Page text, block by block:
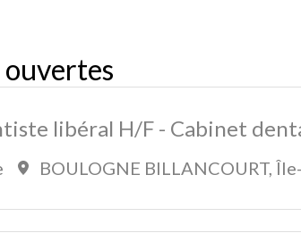
libéral H/F - Cabinet
BOULOGNE BILLANCOURT,